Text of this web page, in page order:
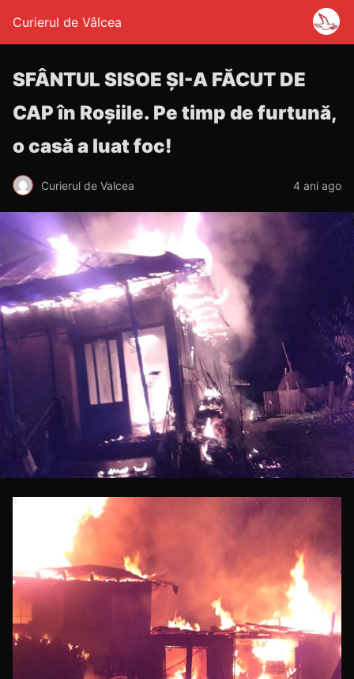
Curierul de Vâlcea
SFÂNTUL SISOE ȘI-A FĂCUT DE
CAP în Roșiile. Pe timp de furtună,
o casă a luat foc!
Curierul de Valcea 4 ani ago